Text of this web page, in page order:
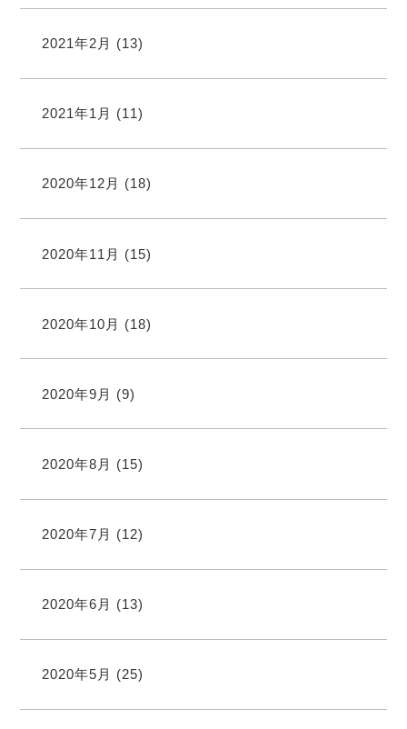
2021年2月 (13)
2021年1月 (11)
2020年12月 (18)
2020年11月 (15)
2020年10月 (18)
2020年9月 (9)
2020年8月 (15)
2020年7月 (12)
2020年6月 (13)
2020年5月 (25)